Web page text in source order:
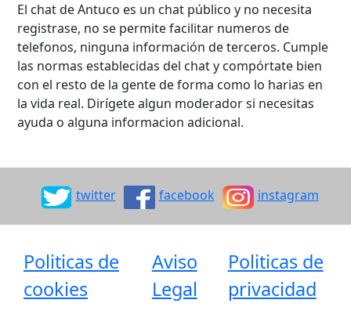
El chat de Antuco es un chat público y no necesita
registrase, no se permite facilitar numeros de
telefonos, ninguna información de terceros. Cumple
las normas establecidas del chat y compórtate bien
con el resto de la gente de forma como lo harias en
la vida real. Dirígete algun moderador si necesitas
ayuda o alguna informacion adicional.
twitter facebook instagram
Politicas de
cookies
Aviso
Legal
Politicas de
privacidad